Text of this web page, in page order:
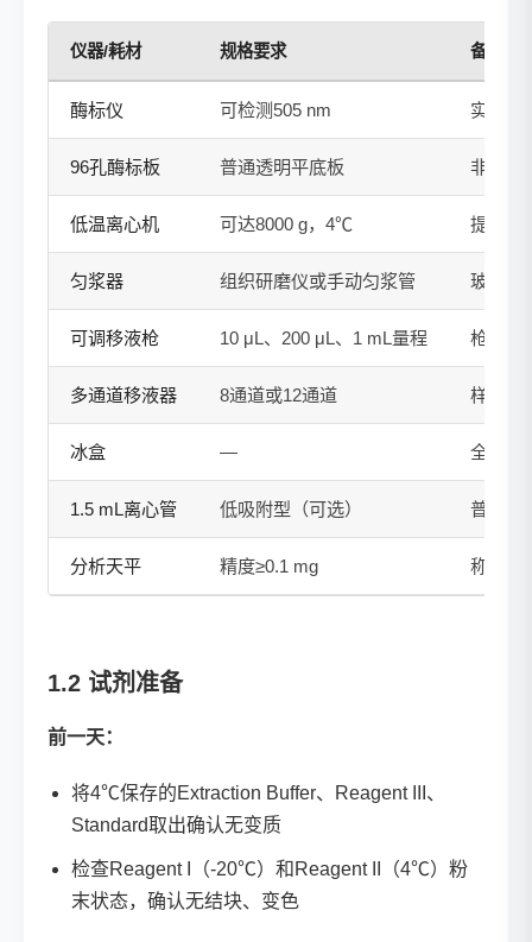
仪器/耗材 规格要求 备注
酶标仪 可检测505 nm 实验前
96孔酶标板 普通透明平底板 非透明
低温离心机 可达8000 g，4℃ 提前预
匀浆器 组织研磨仪或手动匀浆管 玻璃匀
可调移液枪 10 μL、200 μL、1 mL量程 枪头提
多通道移液器 8通道或12通道 样本量
冰盒 — 全程保
1.5 mL离心管 低吸附型（可选） 普通
分析天平 精度≥0.1 mg 称量组
1.2 试剂准备
前一天：
将4℃保存的Extraction Buffer、Reagent III、
Standard取出确认无变质
检查Reagent I（-20℃）和Reagent II（4℃）粉
末状态，确认无结块、变色